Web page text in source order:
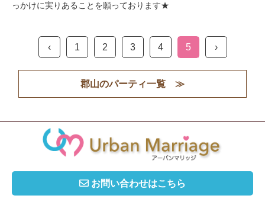
っかけに実りあることを願っております★
‹ 1 2 3 4 5 ›
郡山のパーティ一覧 ≫
お問い合わせはこちら